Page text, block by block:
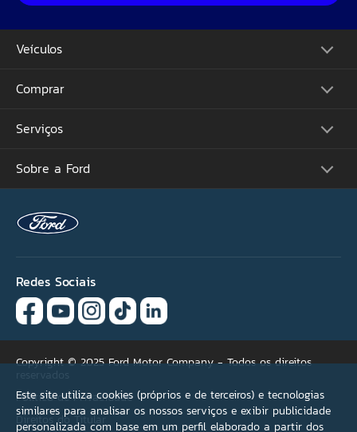
Telefone
Por que não encontrou
mais de uma opção.
Versão não encontrada
Condições de pagamento
Acessórios
Outros
Este site utiliza cookies (próprios e de terceiros) e tecnologias
similares para analisar os nossos serviços e exibir publicidade
personalizada com base em um perfil elaborado a partir dos
Veículos
Picapes
Suvs
Performance
Comprar
Monte o Seu
Ofertas
Concessionárias
Acessórios Ford
Serviços Financeiros
Simule seu Financiamento
Plano Ford Sempre
Serviços
Atualização Sync
Proprietários
Recall
Ford Protect
Revisão Preço Fixo Ford
Agende seu Serviço
Garantia
Quick Lane®
Sobre a Ford
Carreiras
Programa de Estágio
Ford Global
Notícias
Redes Sociais
Copyright © 2025 Ford Motor Company - Todos os direitos
Política de Privacidade
Direitos do Titular